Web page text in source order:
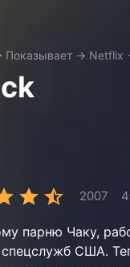
Показывает → Netflix
2007
парню Чаку,
США.